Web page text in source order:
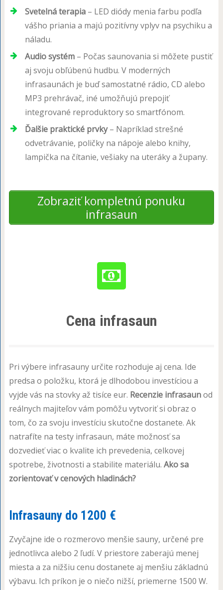
Svetelná terapia– LED diódy menia farbu podľa
vášho priania a majú pozitívny vplyv na psychiku a
náladu.
Audio systém– Počas saunovania si môžete pustiť
aj svoju obľúbenú hudbu. V moderných
infrasaunách je buď samostatné rádio, CD alebo
MP3 prehrávač, iné umožňujú prepojiť
integrované reproduktory so smartfónom.
Ďalšie praktické prvky– Napríklad strešné
odvetrávanie, poličky na nápoje alebo knihy,
lampička na čítanie, vešiaky na uteráky a župany.
Zobraziť kompletnú ponuku
infrasaun
Cena infrasaun
Pri výbere infrasauny určite rozhoduje aj cena. Ide
predsa o položku, ktorá je dlhodobou investíciou a
vyjde vás na stovky až tisíce eur. Recenzie infrasaunod
reálnych majiteľov vám pomôžu vytvoriť si obraz o
tom, čo za svoju investíciu skutočne dostanete. Ak
natrafíte na testy infrasaun, máte možnosť sa
dozvedieť viac o kvalite ich prevedenia, celkovej
spotrebe, životnosti a stabilite materiálu. Ako sa
zorientovať v cenových hladinách?
Infrasauny do 1200 €
Zvyčajne ide o rozmerovo menšie sauny, určené pre
jednotlivca alebo 2 ľudí. V priestore zaberajú menej
miesta a za nižšiu cenu dostanete aj menšiu základnú
výbavu. Ich príkon je o niečo nižší, priemerne 1500 W.